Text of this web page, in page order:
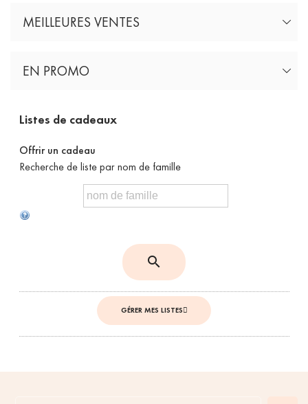
MEILLEURES VENTES
EN PROMO
Listes de cadeaux
Offrir un cadeau
Recherche de liste par nom de famille
search
GÉRER MES LISTES